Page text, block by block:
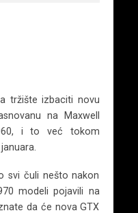
tržište izbaciti novu
na Maxwell
i to već tokom
svi čuli nešto nakon
modeli pojavili na
da će nova GTX